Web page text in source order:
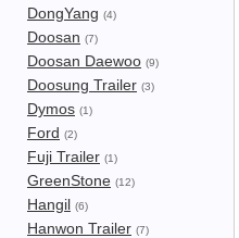
DongYang (4)
Doosan (7)
Doosan Daewoo (9)
Doosung Trailer (3)
Dymos (1)
Ford (2)
Fuji Trailer (1)
GreenStone (12)
Hangil (6)
Hanwon Trailer (7)